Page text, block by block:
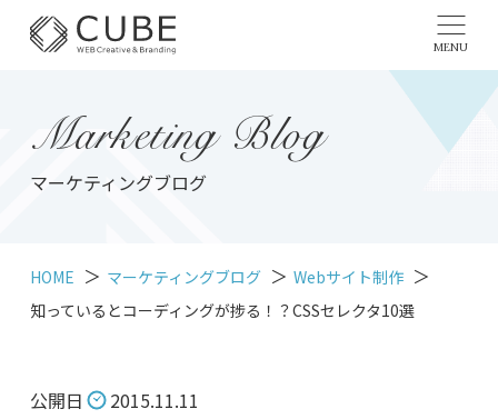
MENU
Marketing Blog
マーケティングブログ
HOME マーケティングブログ
Webサイト制作
知っているとコーディングが捗る！？CSSセレクタ10選
公開日
2015.11.11